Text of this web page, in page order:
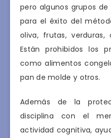
pero algunos grupos
para el éxito del
oliva, frutas, verduras,
Están prohibidos los
como alimentos
pan de molde y otros.
Además de la
disciplina con el
actividad cognitiva,